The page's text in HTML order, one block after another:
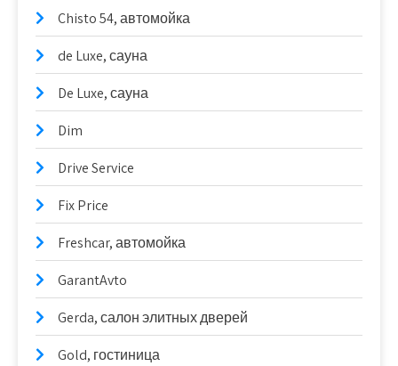
Chisto 54, автомойка
de Luxe, сауна
De Luxe, сауна
Dim
Drive Service
Fix Price
Freshcar, автомойка
GarantAvto
Gerda, салон элитных дверей
Gold, гостиница